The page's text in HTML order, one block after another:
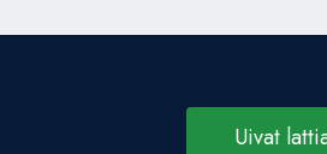
Uivat